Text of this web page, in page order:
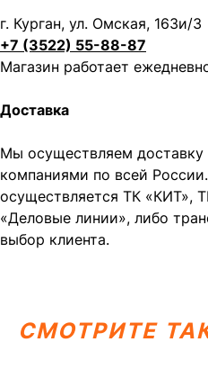
г. Курган, ул. Омская, 163и/3
+7 (3522) 55-88-87
Магазин работает
Доставка
Мы осуществляем доставку
компаниями по всей
осуществляется ТК «КИТ»,
«Деловые линии», либо
выбор клиента.
СМОТРИТЕ
ИП Каканова Анна Константиновна
Написать